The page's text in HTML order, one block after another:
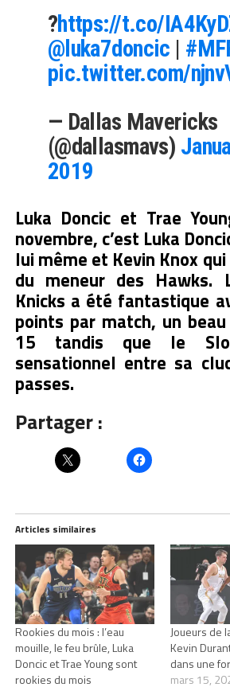
?https://t.co/
@luka7doncic |
pic.twitter.com/
— Dallas Mavericks
(@dallasmavs)
2019
Luka Doncic et Trae
novembre, c’est Luka
lui même et Kevin Knox
du meneur des Hawks.
Knicks a été fantastique
points par match, un
15 tandis que le
sensationnel entre sa
passes.
Partager :
Articles similaires
Rookies du mois : l’eau
mouille, le feu brûle, Luka
Doncic et Trae Young sont
rookies du mois
Joueurs de
Kevin
dans une
mars 15,